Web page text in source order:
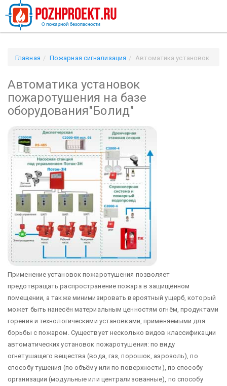
Главная Пожарная сигнализация
Автоматика установок
Автоматика установок
пожаротушения на базе
оборудования"Болид"
Применение установок пожаротушения позволяет
предотвращать распространение пожара в защищённом
помещении, а также минимизировать вероятный ущерб, который
может быть нанесён материальным ценностям огнём, продуктами
горения и технологическими установками, применяемыми для
борьбы с пожаром. Существует несколько видов классификации
автоматических установок пожаротушения: по виду
огнетушащего вещества (вода, газ, порошок, аэрозоль), по
способу тушения (по объёму или по поверхности), по способу
организации (модульные или централизованные), по способу